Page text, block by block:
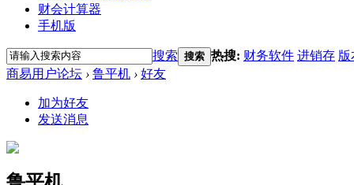
财会计算器
手机版
搜索 搜索 热搜: 财务软件 进销存 版
商易用户论坛 › 鲁平机 › 好友
加为好友
发送消息